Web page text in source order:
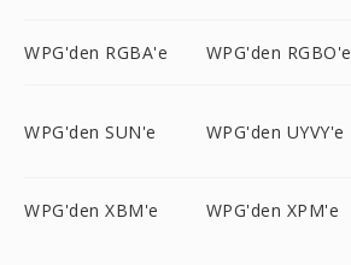
WPG'den RGBA'e WPG'den RGBO'e
WPG'den SUN'e WPG'den UYVY'e
WPG'den XBM'e WPG'den XPM'e